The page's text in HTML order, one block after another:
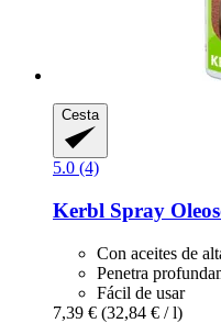
Cesta
5.0 (4)
Kerbl Spray
Con aceites de
Penetra
Fácil de usar
7,39 € (32,84 € / l)